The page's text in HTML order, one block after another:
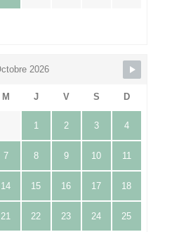
2026
M J V S D
1 2 3 4
7 8 9 10 11
14 15 16 17 18
21 22 23 24 25